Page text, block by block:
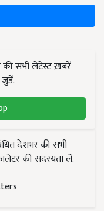
की सभी लेटेस्ट ख़बरें
देशभर की सभी
की सदस्यता लें.